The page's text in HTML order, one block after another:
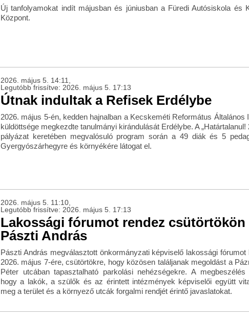
Új tanfolyamokat indít májusban és júniusban a Füredi Autósiskola és
Központ.
2026. május 5. 14:11,
Legutóbb frissítve: 2026. május 5. 17:13
Útnak indultak a Refisek Erdélybe
2026. május 5-én, kedden hajnalban a Kecskeméti Református Általános
küldöttsége megkezdte tanulmányi kirándulását Erdélybe. A „Határtalanul!
pályázat keretében megvalósuló program során a 49 diák és 5
Gyergyószárhegyre és környékére látogat el.
2026. május 5. 11:10,
Legutóbb frissítve: 2026. május 5. 17:13
Lakossági fórumot rendez csütörtökön
Pászti András
Pászti András megválasztott önkormányzati képviselő lakossági fórumot
2026. május 7-ére, csütörtökre, hogy közösen találjanak megoldást a
Péter utcában tapasztalható parkolási nehézségekre. A megbeszélés
hogy a lakók, a szülők és az érintett intézmények képviselői együtt
meg a terület és a környező utcák forgalmi rendjét érintő javaslatokat.